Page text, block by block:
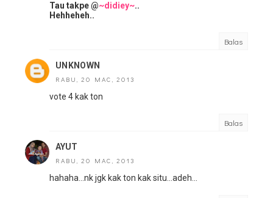
Tau takpe @~didiey~..
Hehheheh..
Balas
UNKNOWN
RABU, 20 MAC, 2013
vote 4 kak ton
Balas
AYUT
RABU, 20 MAC, 2013
hahaha...nk jgk kak ton kak situ...adeh...